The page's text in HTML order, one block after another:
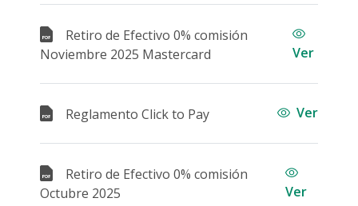
Retiro de Efectivo 0% comisión
Noviembre 2025 Mastercard
Ver
Reglamento Click to Pay Ver
Retiro de Efectivo 0% comisión
Octubre 2025
Ver